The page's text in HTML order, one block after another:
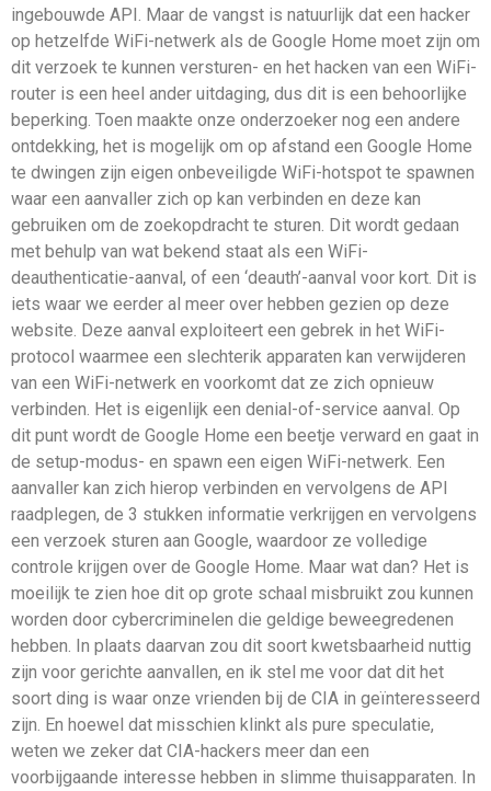
ingebouwde API. Maar de vangst is natuurlijk dat een hacker
op hetzelfde WiFi-netwerk als de Google Home moet zijn om
dit verzoek te kunnen versturen- en het hacken van een WiFi-
router is een heel ander uitdaging, dus dit is een behoorlijke
beperking. Toen maakte onze onderzoeker nog een andere
ontdekking, het is mogelijk om op afstand een Google Home
te dwingen zijn eigen onbeveiligde WiFi-hotspot te spawnen
waar een aanvaller zich op kan verbinden en deze kan
gebruiken om de zoekopdracht te sturen. Dit wordt gedaan
met behulp van wat bekend staat als een WiFi-
deauthenticatie-aanval, of een ‘deauth’-aanval voor kort. Dit is
iets waar we eerder al meer over hebben gezien op deze
website. Deze aanval exploiteert een gebrek in het WiFi-
protocol waarmee een slechterik apparaten kan verwijderen
van een WiFi-netwerk en voorkomt dat ze zich opnieuw
verbinden. Het is eigenlijk een denial-of-service aanval. Op
dit punt wordt de Google Home een beetje verward en gaat in
de setup-modus- en spawn een eigen WiFi-netwerk. Een
aanvaller kan zich hierop verbinden en vervolgens de API
raadplegen, de 3 stukken informatie verkrijgen en vervolgens
een verzoek sturen aan Google, waardoor ze volledige
controle krijgen over de Google Home. Maar wat dan? Het is
moeilijk te zien hoe dit op grote schaal misbruikt zou kunnen
worden door cybercriminelen die geldige beweegredenen
hebben. In plaats daarvan zou dit soort kwetsbaarheid nuttig
zijn voor gerichte aanvallen, en ik stel me voor dat dit het
soort ding is waar onze vrienden bij de CIA in geïnteresseerd
zijn. En hoewel dat misschien klinkt als pure speculatie,
weten we zeker dat CIA-hackers meer dan een
voorbijgaande interesse hebben in slimme thuisapparaten. In